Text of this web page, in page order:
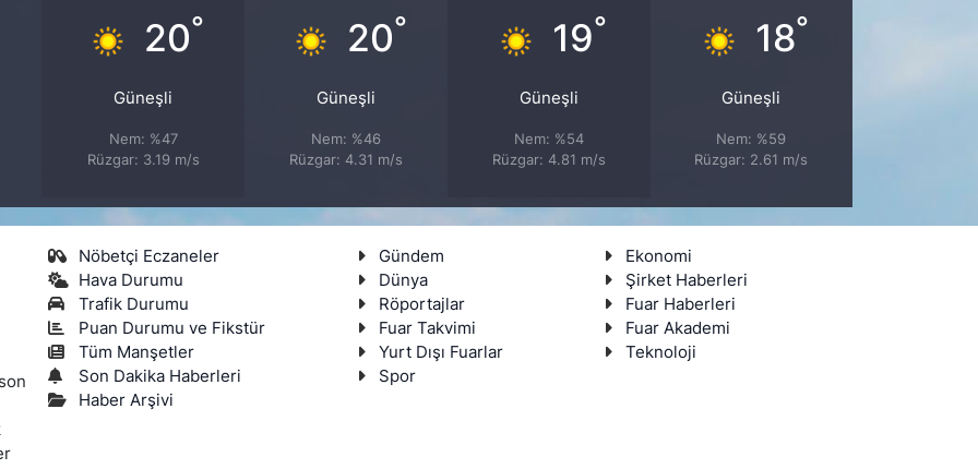
20°
Güneşli
Nem: %47
Rüzgar: 3.19 m/s
20°
Güneşli
Nem: %46
Rüzgar: 4.31 m/s
19°
Güneşli
Nem: %54
Rüzgar: 4.81 m/s
18°
Güneşli
Nem: %59
Rüzgar: 2.61 m/s
Nöbetçi Eczaneler
Hava Durumu
Trafik Durumu
Puan Durumu ve Fikstür
Tüm Manşetler
Son Dakika Haberleri
Haber Arşivi
Gündem
Ekonomi
Dünya
Şirket Haberleri
Röportajlar
Fuar Haberleri
Fuar Takvimi
Fuar Akademi
Yurt Dışı Fuarlar
Teknoloji
Spor